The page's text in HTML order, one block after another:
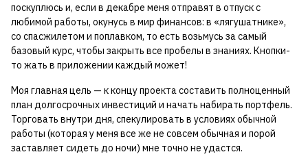
поскуплюсь и, если в декабре меня отправят в отпуск с
любимой работы, окунусь в мир финансов: в «лягушатнике»,
со спасжилетом и поплавком, то есть возьмусь за самый
базовый курс, чтобы закрыть все пробелы в знаниях. Кнопки-
то жать в приложении каждый может!
Моя главная цель — к концу проекта составить полноценный
план долгосрочных инвестиций и начать набирать портфель.
Торговать внутри дня, спекулировать в условиях обычной
работы (которая у меня все же не совсем обычная и порой
заставляет сидеть до ночи) мне точно не удастся.